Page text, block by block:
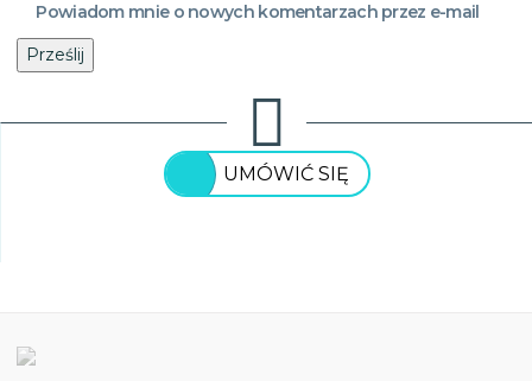
Powiadom mnie o nowych komentarzach przez e-mail
Prześlij
UMÓWIĆ SIĘ